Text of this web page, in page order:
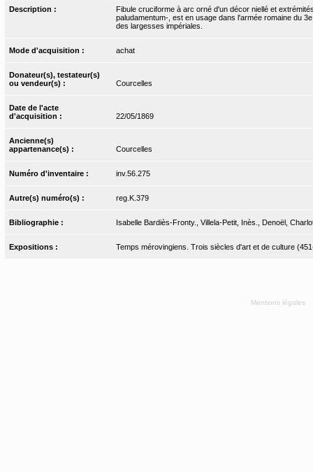
Description :
Fibule cruciforme à arc orné d'un décor niellé et
paludamentum-, est en usage dans l'armée romaine du
des largesses impériales.
Mode d'acquisition : achat
Donateur(s), testateur(s)
ou vendeur(s) :
Courcelles
Date de l'acte
d'acquisition :
22/05/1869
Ancienne(s)
appartenance(s) :
Courcelles
Numéro d'inventaire : inv.56.275
Autre(s) numéro(s) : reg.K.379
Bibliographie : Isabelle Bardiès-Fronty., Villela-Petit, Inès., Denoël,
Expositions : Temps mérovingiens. Trois siècles d'art et de culture
Mentions légales